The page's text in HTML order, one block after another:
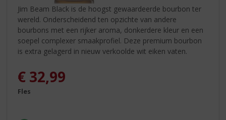
Jim Beam Black is de hoogst gewaardeerde bourbon ter
wereld. Onderscheidend ten opzichte van andere
bourbons met een rijker aroma, donkerdere kleur en een
soepel complexer smaakprofiel. Deze premium bourbon
is extra gelagerd in nieuw verkoolde wit eiken vaten.
€ 32,99
Fles